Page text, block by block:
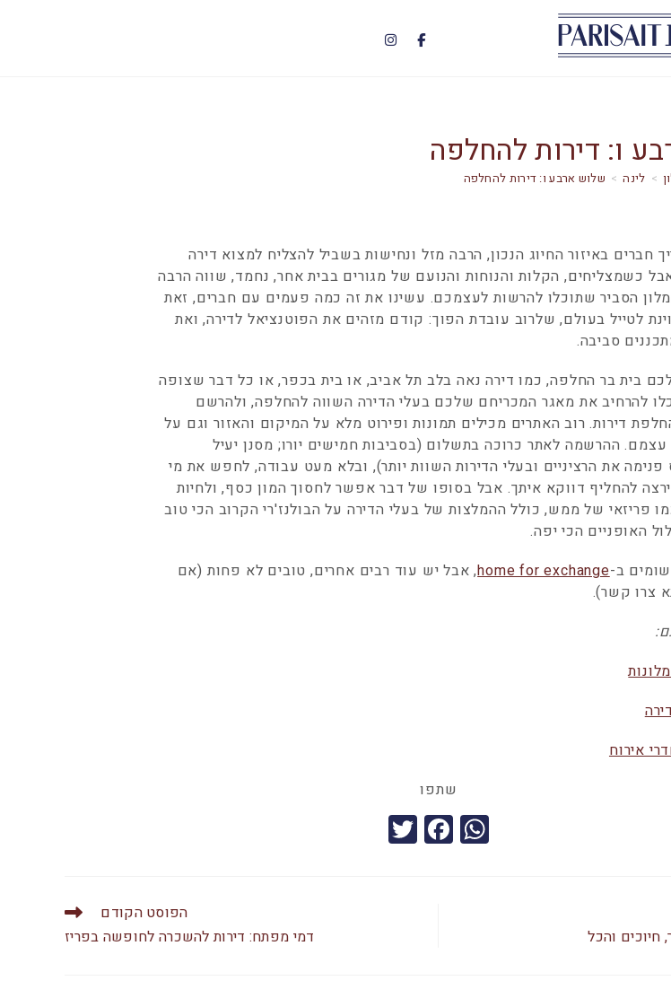
ו: דירות להחלפה
> לינה > שלוש ארבע ו: דירות להחלפה
חברים באיזור החיוג הנכון, הרבה מזל ונחישות בשביל להצליח למצוא דירה
כשמצליחים, הקלות והנוחות והנועם של מגורים בבית אחר, נחמד, שווה הרבה
הסביר שתוכלו להרשות לעצמכם. עשינו את זה כמה פעמים עם חברים, זאת
לטייל בעולם, שלרוב עובדת הפוך: קודם מזהים את הפוטנציאל לדירה, ואת
סביבה.
בית בר החלפה, כמו דירה נאה בלב תל אביב, או בית בכפר, או כל דבר שצופה
להרחיב את מאגר המכריחם שלכם בעלי הדירה השווה להחלפה, ולהרשם
דירות. רוב האתרים מכילים תמונות ופירוט מלא על המיקום והאזור וגם על
עצמם. ההרשמה לאתר כרוכה בתשלום (בסביבות חמישים יורו; מסנן יעיל
פנימה את הרציניים ובעלי הדירות השוות יותר), ובלא מעט עבודה, לחפש את מי
להחליף דווקא איתך. אבל בסופו של דבר אפשר לחסוך המון כסף, ולחיות
פריזאי של ממש, כולל ההמלצות של בעלי הדירה על הבולנז'רי הקרוב הכי טוב
האופניים הכי יפה.
ב-home for exchange, אבל יש עוד רבים אחרים, טובים לא פחות (אם
צרו קשר).
אירוח
שתפו
W
h
F
a
הפוסט הקודם
דמי מפתח: דירות להשכרה לחופשה בפריז
חיוכים והכל